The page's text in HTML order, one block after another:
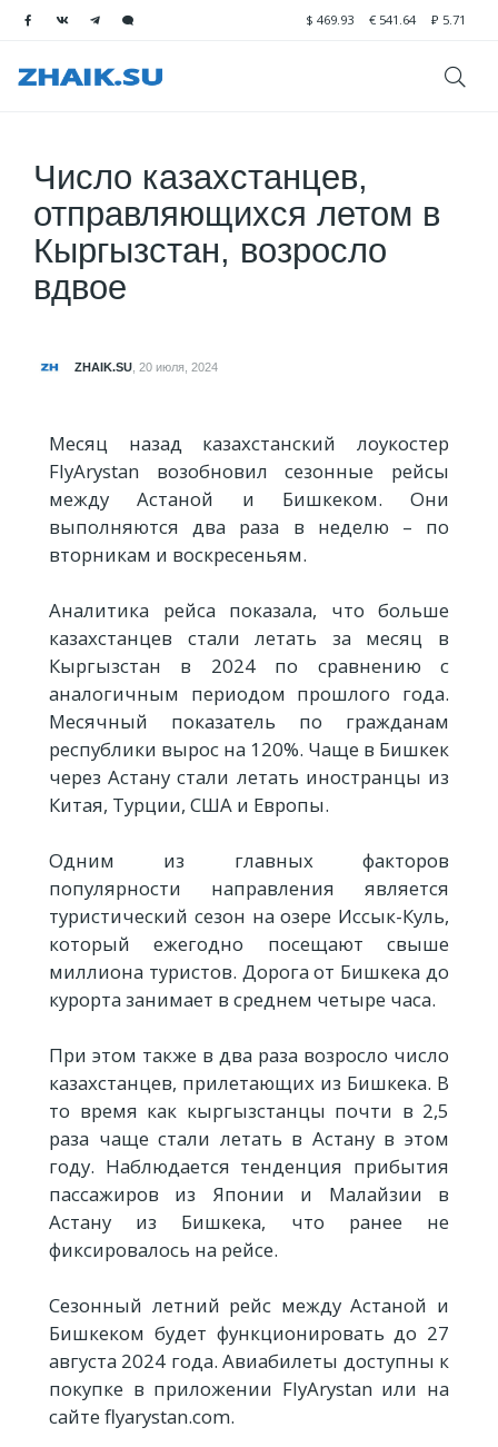
$ 469.93 € 541.64 ₽ 5.71
Число казахстанцев,
отправляющихся летом в
Кыргызстан, возросло
вдвое
ZHAIK.SU 20 июля, 2024
Месяц назад казахстанский лоукостер
FlyArystan возобновил сезонные рейсы
между Астаной и Бишкеком. Они
выполняются два раза в неделю – по
вторникам и воскресеньям.
Аналитика рейса показала, что больше
казахстанцев стали летать за месяц в
Кыргызстан в 2024 по сравнению с
аналогичным периодом прошлого года.
Месячный показатель по гражданам
республики вырос на 120%. Чаще в Бишкек
через Астану стали летать иностранцы из
Китая, Турции, США и Европы.
Одним из главных факторов
популярности направления является
туристический сезон на озере Иссык-Куль,
который ежегодно посещают свыше
миллиона туристов. Дорога от Бишкека до
курорта занимает в среднем четыре часа.
При этом также в два раза возросло число
казахстанцев, прилетающих из Бишкека. В
то время как кыргызстанцы почти в 2,5
раза чаще стали летать в Астану в этом
году. Наблюдается тенденция прибытия
пассажиров из Японии и Малайзии в
Астану из Бишкека, что ранее не
фиксировалось на рейсе.
Сезонный летний рейс между Астаной и
Бишкеком будет функционировать до 27
августа 2024 года. Авиабилеты доступны к
покупке в приложении FlyArystan или на
сайте flyarystan.com.